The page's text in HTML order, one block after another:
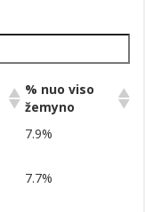
% nuo viso
žemyno
% nuo viso
7.9%
7.7%